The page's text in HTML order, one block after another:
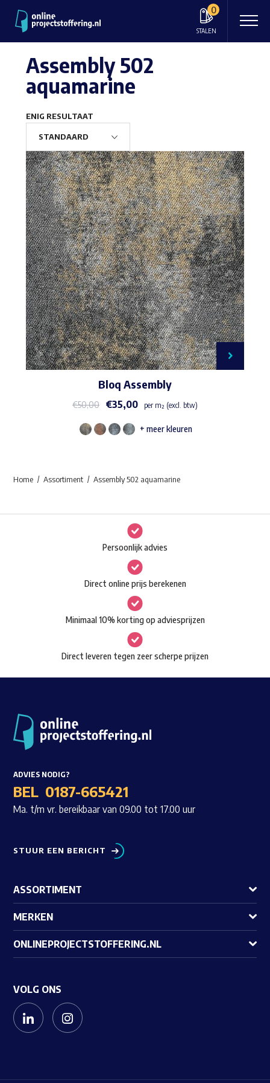
0
STALEN
Waar ben je naar op zoek?
Assembly 502
aquamarine
ENIG RESULTAAT
Bloq Assembly
€50,00 €35,00 per m² (excl. btw)
Dit
meerdere
Deze
optie
kan
gekozen
worden
op
de
productpagina
+ meer kleuren
Home Assortiment Assembly 502 aquamarine
Persoonlijk advies
Direct online prijs berekenen
Minimaal 10% korting op adviesprijzen
Direct leveren tegen zeer scherpe prijzen
ADVIES NODIG?
BEL 0187-665421
Ma. t/m vr. bereikbaar van 09.00 tot 17.00 uur
STUUR EEN BERICHT
ASSORTIMENT
MERKEN
ONLINEPROJECTSTOFFERING.NL
VOLG ONS